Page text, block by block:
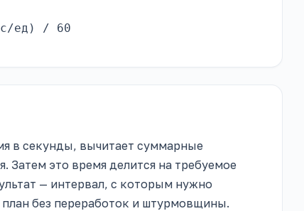
ед) / 60
в секунды, вычитает суммарные
Затем это время делится на требуемое
— интервал, с которым нужно
без переработок и штурмовщины.